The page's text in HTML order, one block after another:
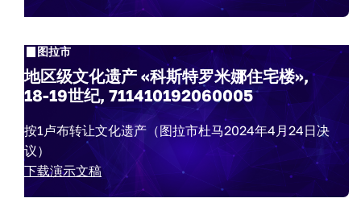
图拉市
地区级文化遗产 «科斯特罗米娜住宅楼»,
18-19世纪, 711410192060005
按1卢布转让文化遗产（图拉市杜马2024年4月24日决
议）
下载演示文稿